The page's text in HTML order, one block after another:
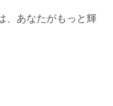
、あなたがもっと輝